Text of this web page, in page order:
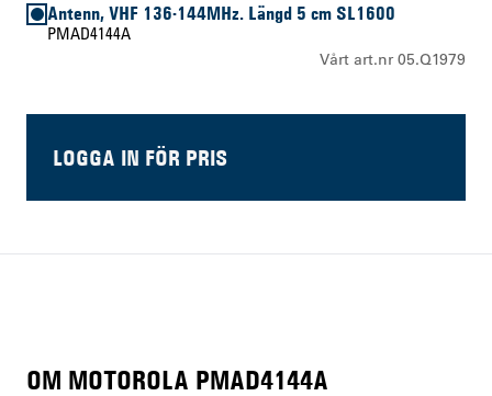
Antenn, VHF 136-144MHz. Längd 5 cm SL1600
PMAD4144A
Vårt art.nr 05.Q1979
LOGGA IN FÖR PRIS
OM MOTOROLA PMAD4144A